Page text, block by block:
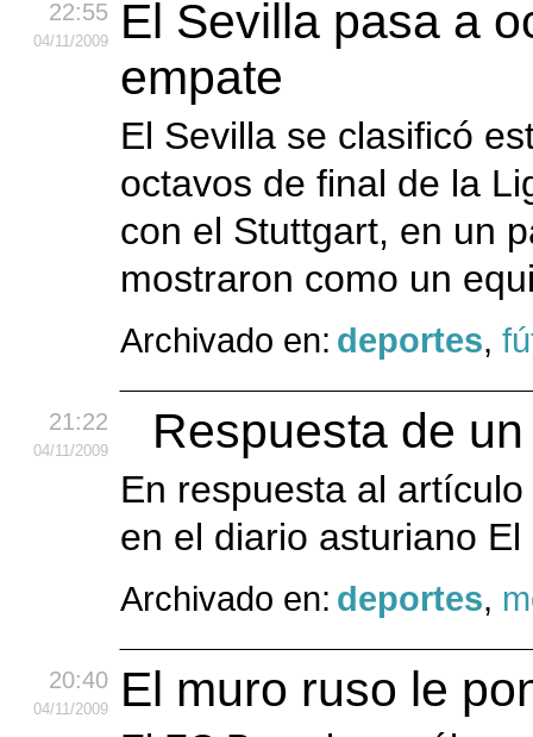
22:55
04/11/2009
El Sevilla pasa a
empate
El Sevilla se clasificó
octavos de final de la
con el Stuttgart, en un
mostraron como un
Archivado en: deportes,
21:22
04/11/2009 Respuesta de
En respuesta al
en el diario asturiano
Archivado en: deportes,
20:40
04/11/2009 El muro ruso le